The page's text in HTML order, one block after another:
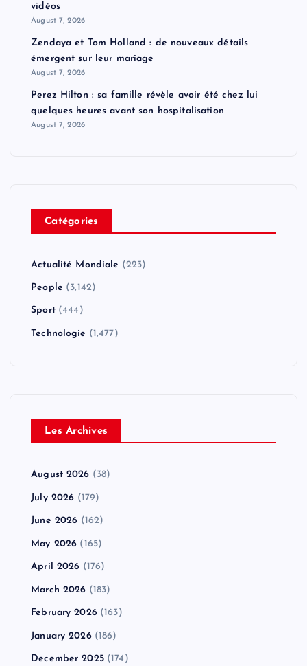
vidéos
August 7, 2026
Zendaya et Tom Holland : de nouveaux détails
émergent sur leur mariage
August 7, 2026
Perez Hilton : sa famille révèle avoir été chez lui
quelques heures avant son hospitalisation
August 7, 2026
Catégories
Actualité Mondiale (223)
People (3,142)
Sport(444)
Technologie (1,477)
Les Archives
August 2026 (38)
July 2026 (179)
June 2026 (162)
May 2026 (165)
April 2026 (176)
March 2026 (183)
February 2026(163)
January 2026(186)
December 2025(174)